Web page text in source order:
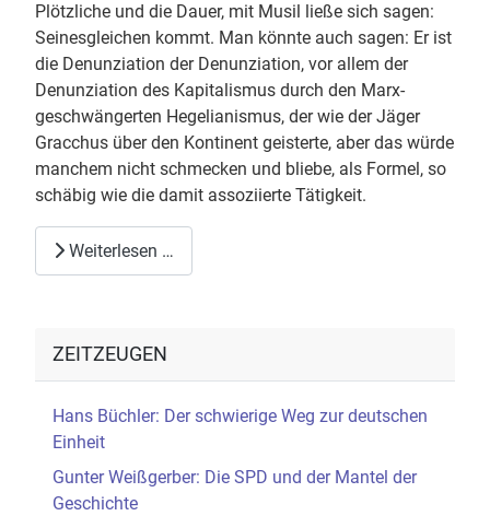
Plötzliche und die Dauer, mit Musil ließe sich sagen:
Seinesgleichen kommt. Man könnte auch sagen: Er ist
die Denunziation der Denunziation, vor allem der
Denunziation des Kapitalismus durch den Marx-
geschwängerten Hegelianismus, der wie der Jäger
Gracchus über den Kontinent geisterte, aber das würde
manchem nicht schmecken und bliebe, als Formel, so
schäbig wie die damit assoziierte Tätigkeit.
Weiterlesen …
ZEITZEUGEN
Hans Büchler: Der schwierige Weg zur deutschen
Einheit
Gunter Weißgerber: Die SPD und der Mantel der
Geschichte